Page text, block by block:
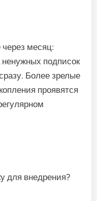
месяц:
подписок
Более зрелые
проявятся
для внедрения?